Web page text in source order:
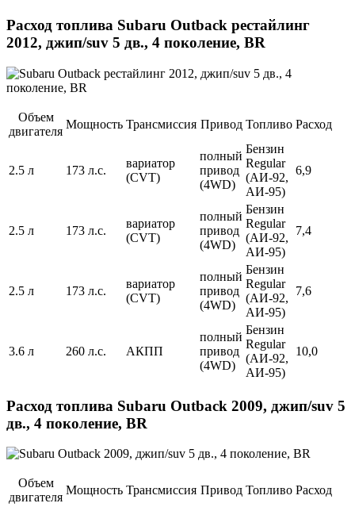
Расход топлива Subaru Outback рестайлинг
2012, джип/suv 5 дв., 4 поколение, BR
Объем
двигателя
Мощность Трансмиссия Привод Топливо Расход
2.5 л 173 л.с.
вариатор
(CVT)
полный
привод
(4WD)
Бензин
Regular
(АИ-92,
АИ-95)
6,9
2.5 л 173 л.с.
вариатор
(CVT)
полный
привод
(4WD)
Бензин
Regular
(АИ-92,
АИ-95)
7,4
2.5 л 173 л.с.
вариатор
(CVT)
полный
привод
(4WD)
Бензин
Regular
(АИ-92,
АИ-95)
7,6
3.6 л 260 л.с. АКПП
полный
привод
(4WD)
Бензин
Regular
(АИ-92,
АИ-95)
10,0
Расход топлива Subaru Outback 2009, джип/suv 5
дв., 4 поколение, BR
Объем
двигателя
Мощность Трансмиссия Привод Топливо Расход